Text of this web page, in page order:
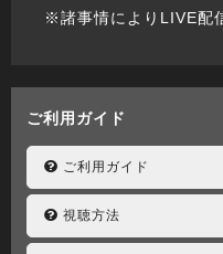
※諸事情によりLIVE配
ご利用ガイド
ご利用ガイド
視聴方法